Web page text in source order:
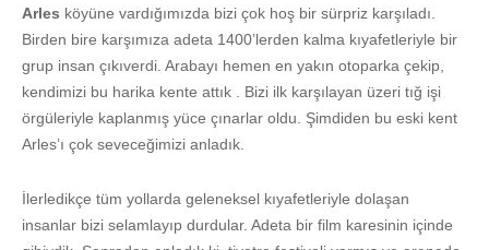
Arles köyüne vardığımızda bizi çok hoş bir sürpriz karşıladı.
Birden bire karşımıza adeta 1400’lerden kalma kıyafetleriyle bir
grup insan çıkıverdi. Arabayı hemen en yakın otoparka çekip,
kendimizi bu harika kente attık . Bizi ilk karşılayan üzeri tığ işi
örgüleriyle kaplanmış yüce çınarlar oldu. Şimdiden bu eski kent
Arles’ı çok seveceğimizi anladık.
İlerledikçe tüm yollarda geleneksel kıyafetleriyle dolaşan
insanlar bizi selamlayıp durdular. Adeta bir film karesinin içinde